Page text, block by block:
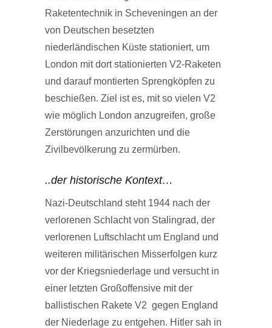
Raketentechnik in Scheveningen an der
von Deutschen besetzten
niederländischen Küste stationiert, um
London mit dort stationierten V2-Raketen
und darauf montierten Sprengköpfen zu
beschießen. Ziel ist es, mit so vielen V2
wie möglich London anzugreifen, große
Zerstörungen anzurichten und die
Zivilbevölkerung zu zermürben.
..der historische Kontext…
Nazi-Deutschland steht 1944 nach der
verlorenen Schlacht von Stalingrad, der
verlorenen Luftschlacht um England und
weiteren militärischen Misserfolgen kurz
vor der Kriegsniederlage und versucht in
einer letzten Großoffensive mit der
ballistischen Rakete V2 gegen England
der Niederlage zu entgehen. Hitler sah in